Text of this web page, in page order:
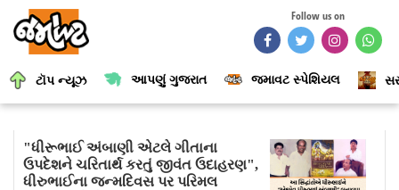
Follow us on
ટૉપ ન્યૂઝ આપણું ગુજરાત જમાવટ સ્પેશિયલ
"ધીરૂભાઈ અંબાણી એટલે ગીતાના
ઉપદેશને ચરિતાર્થ કરતું જીવંત ઉદાહરણ",
ધીરુભાઈના જન્મદિવસ પર પરિમલ